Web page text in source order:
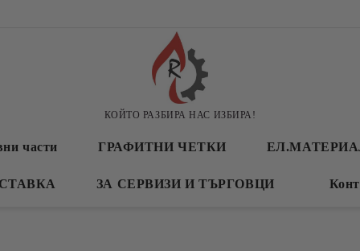
КОЙТО РАЗБИРА НАС ИЗБИРА!
части ГРАФИТНИ ЧЕТКИ
ЗА СЕРВИЗИ И ТЪРГОВЦИ